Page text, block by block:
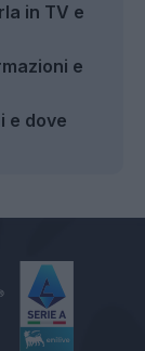
in TV e
e
e dove